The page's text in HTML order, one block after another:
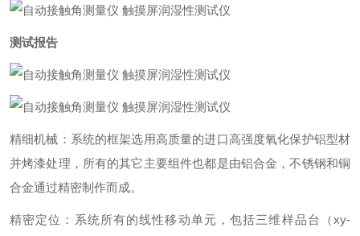
测试报告
精细机械：系统的框架选用高质量的进口高强度氧化保护铝型材
并烤漆处理，所有的其它主要组件也都是由铝合金，不锈钢和铜
合金通过精密制作而成。
精密定位：系统所有的线性移动单元，包括三维样品台（xy-